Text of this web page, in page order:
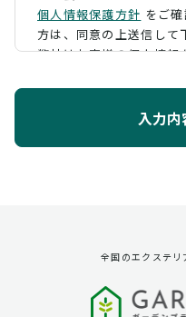
個人情報保護方針 をご確
方は、同意の上送信して
弊社はお客様の個人情
ように定め、保護に努め
第三者への提供
弊社は法律で定められ
入力内
全国のエクステリ